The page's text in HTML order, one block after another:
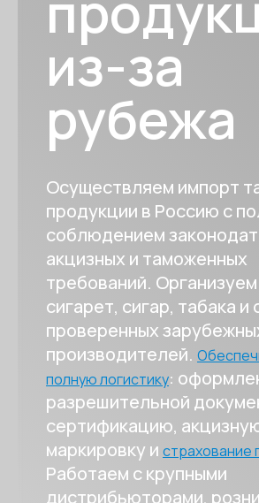
из-за
рубежа
Осуществляем импорт
продукции в Россию с
соблюдением
акцизных и таможенных
требований.
сигарет, сигар, табака и
проверенных
производителей.
полную логистику:
разрешительной
сертификацию,
маркировку и страхование
Работаем с крупными
дистрибьюторами,